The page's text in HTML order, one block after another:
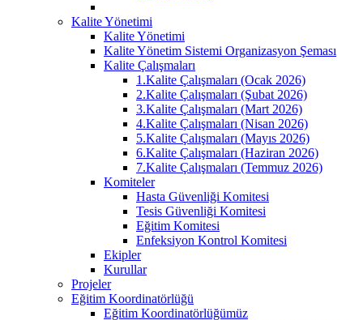
Kalite Yönetimi
Kalite Yönetimi
Kalite Yönetim Sistemi Organizasyon Şeması
Kalite Çalışmaları
1.Kalite Çalışmaları (Ocak 2026)
2.Kalite Çalışmaları (Şubat 2026)
3.Kalite Çalışmaları (Mart 2026)
4.Kalite Çalışmaları (Nisan 2026)
5.Kalite Çalışmaları (Mayıs 2026)
6.Kalite Çalışmaları (Haziran 2026)
7.Kalite Çalışmaları (Temmuz 2026)
Komiteler
Hasta Güvenliği Komitesi
Tesis Güvenliği Komitesi
Eğitim Komitesi
Enfeksiyon Kontrol Komitesi
Ekipler
Kurullar
Projeler
Eğitim Koordinatörlüğü
Eğitim Koordinatörlüğümüz